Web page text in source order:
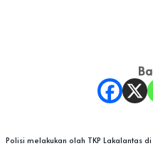
Polisi melakukan olah TKP Lakalantas